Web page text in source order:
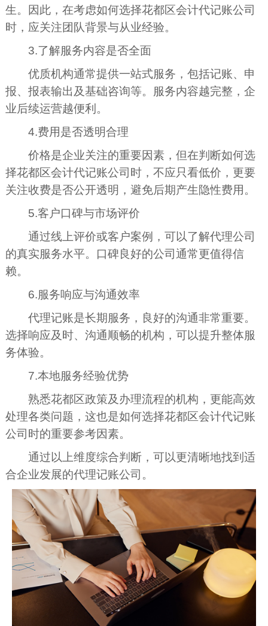
生。因此，在考虑如何选择花都区会计代记账公司
时，应关注团队背景与从业经验。
3.了解服务内容是否全面
优质机构通常提供一站式服务，包括记账、申
报、报表输出及基础咨询等。服务内容越完整，企
业后续运营越便利。
4.费用是否透明合理
价格是企业关注的重要因素，但在判断如何选
择花都区会计代记账公司时，不应只看低价，更要
关注收费是否公开透明，避免后期产生隐性费用。
5.客户口碑与市场评价
通过线上评价或客户案例，可以了解代理公司
的真实服务水平。口碑良好的公司通常更值得信
赖。
6.服务响应与沟通效率
代理记账是长期服务，良好的沟通非常重要。
选择响应及时、沟通顺畅的机构，可以提升整体服
务体验。
7.本地服务经验优势
熟悉花都区政策及办理流程的机构，更能高效
处理各类问题，这也是如何选择花都区会计代记账
公司时的重要参考因素。
通过以上维度综合判断，可以更清晰地找到适
合企业发展的代理记账公司。